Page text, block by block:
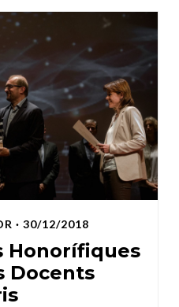
· 30/12/2018
Honorífiques
Docents